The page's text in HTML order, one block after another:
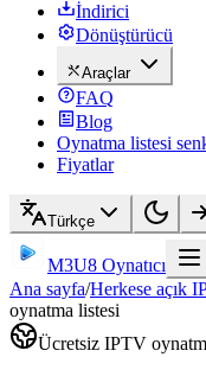
İndirici
Dönüştürücü
Araçlar
FAQ
Blog
Oynatma listesi
Fiyatlar
Türkçe
M3U8 Oynatıcı
Ana sayfa/Herkese açık
oynatma listesi
Ücretsiz IPTV